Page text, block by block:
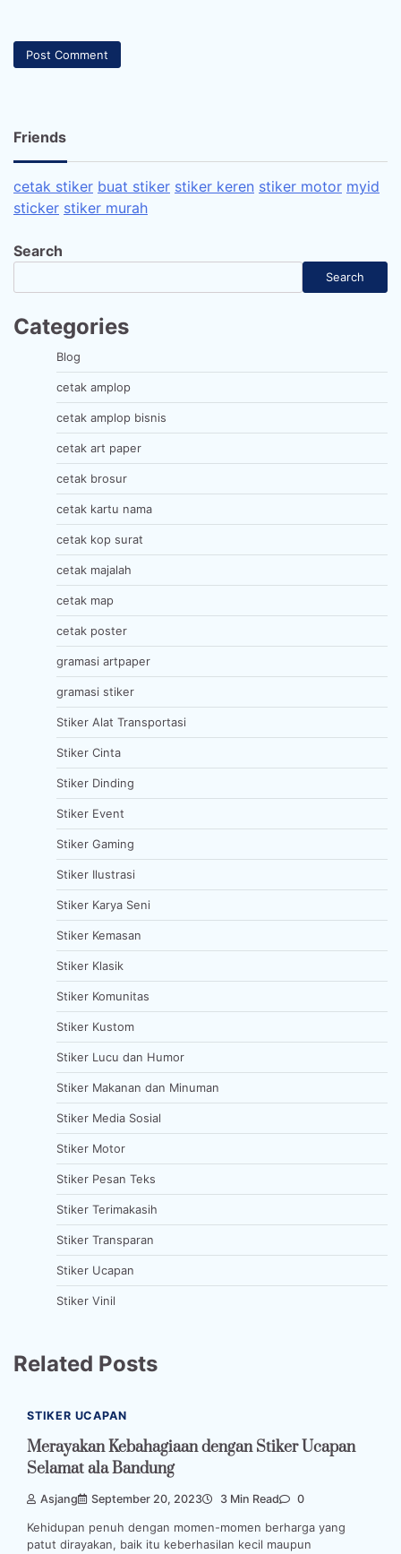
Friends
cetak stiker buat stiker stiker keren stiker motor myid
sticker stiker murah
Search
Search
Categories
Blog
cetak amplop
cetak amplop bisnis
cetak art paper
cetak brosur
cetak kartu nama
cetak kop surat
cetak majalah
cetak map
cetak poster
gramasi artpaper
gramasi stiker
Stiker Alat Transportasi
Stiker Cinta
Stiker Dinding
Stiker Event
Stiker Gaming
Stiker Ilustrasi
Stiker Karya Seni
Stiker Kemasan
Stiker Klasik
Stiker Komunitas
Stiker Kustom
Stiker Lucu dan Humor
Stiker Makanan dan Minuman
Stiker Media Sosial
Stiker Motor
Stiker Pesan Teks
Stiker Terimakasih
Stiker Transparan
Stiker Ucapan
Stiker Vinil
Related Posts
STIKER UCAPAN
Merayakan Kebahagiaan dengan Stiker Ucapan
Selamat ala Bandung
Asjang September 20, 2023 3 Min Read 0
Kehidupan penuh dengan momen-momen berharga yang
patut dirayakan, baik itu keberhasilan kecil maupun